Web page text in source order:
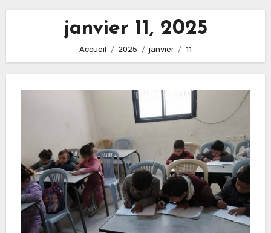
janvier 11, 2025
Accueil 2025 janvier 11